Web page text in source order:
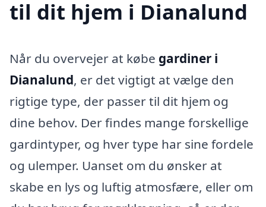
til dit hjem i Dianalund
Når du overvejer at købe gardiner i
Dianalund, er det vigtigt at vælge den
rigtige type, der passer til dit hjem og
dine behov. Der findes mange forskellige
gardintyper, og hver type har sine fordele
og ulemper. Uanset om du ønsker at
skabe en lys og luftig atmosfære, eller om